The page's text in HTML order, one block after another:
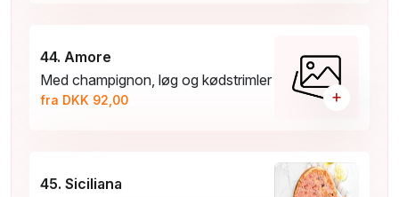
44. Amore
Med champignon, løg og kødstrimler
fra DKK 92,00 +
45. Siciliana